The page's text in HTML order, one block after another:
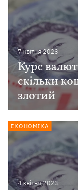
7 квiтня 2023
Курс
скільки
злотий
4 квiтня 2023
ЕКОНОМІКА